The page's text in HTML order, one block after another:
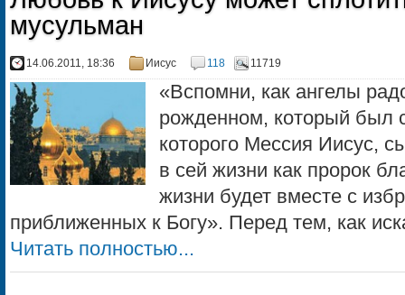
мусульман
14.06.2011, 18:36 Иисус 118 11719
«Вспомни, как ангелы
рожденном, который был
которого Мессия Иисус,
в сей жизни как пророк
жизни будет вместе с
приближенных к Богу». Перед тем, как
Читать полностью...